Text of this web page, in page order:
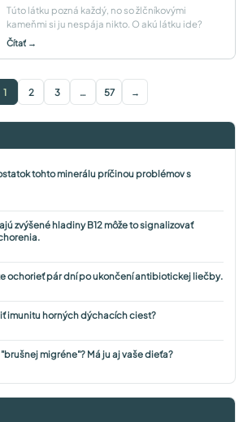
Túto látku pozná každý, no so žlčníkovými
kameňmi si ju nespája nikto. O akú látku ide?
Čítať →
1 2 3 … 57 →
tohto minerálu príčinou problémov s
zvýšené hladiny B12 môže to signalizovať
ochorieť pár dní po ukončení antibiotickej liečby.
imunitu horných dýchacích ciest?
"brušnej migréne"? Má ju aj vaše dieťa?